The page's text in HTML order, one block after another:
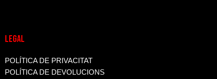
LEGAL
POLÍTICA DE PRIVACITAT
POLÍTICA DE DEVOLUCIONS